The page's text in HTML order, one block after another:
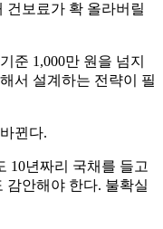
건보료가 확 올라버릴
준 1,000만 원을 넘지
서 설계하는 전략이 필
뀐다.
10년짜리 국채를 들고
감안해야 한다. 불확실